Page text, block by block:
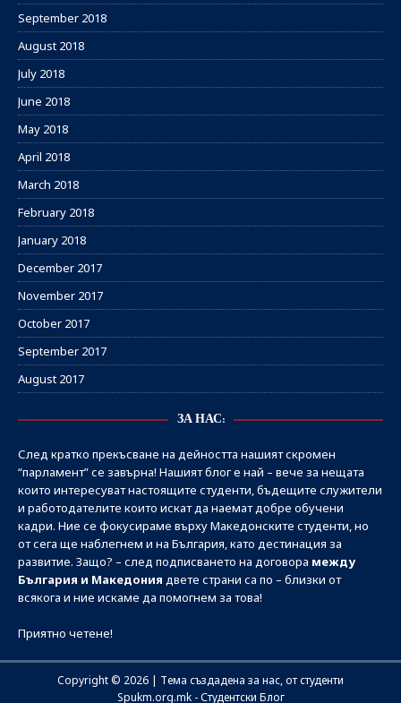
September 2018
August 2018
July 2018
June 2018
May 2018
April 2018
March 2018
February 2018
January 2018
December 2017
November 2017
October 2017
September 2017
August 2017
ЗА НАС:
След кратко прекъсване на дейността нашият скромен
“парламент” се завърна! Нашият блог е най – вече за нещата
които интересуват настоящите студенти, бъдещите служители
и работодателите които искат да наемат добре обучени
кадри. Ние се фокусираме върху Македонските студенти, но
от сега ще наблегнем и на България, като дестинация за
развитие. Защо? – след подписването на договора между
България и Македония двете страни са по – близки от
всякога и ние искаме да помогнем за това!
Приятно четене!
Copyright © 2026 | Тема създадена за нас, от студенти
Spukm.org.mk - Студентски Блог